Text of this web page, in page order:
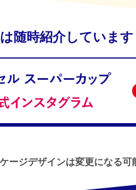
随時紹介しています
ージデザインは変更になる可